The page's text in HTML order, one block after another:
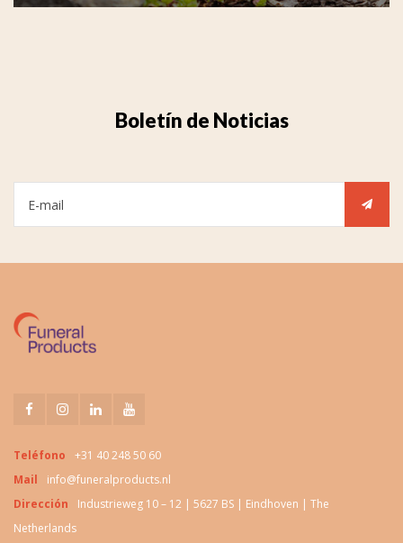
Boletín de Noticias
Teléfono
+31 40 248 50 60
Mail
info@funeralproducts.nl
Dirección
Industrieweg 10 – 12 | 5627 BS | Eindhoven | The
Netherlands